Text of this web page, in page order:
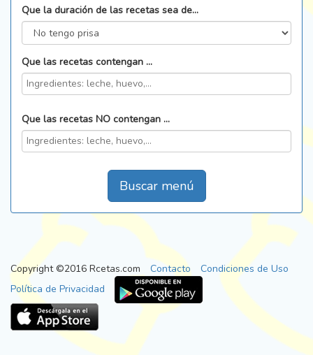
Que la duración de las recetas sea de...
Que las recetas contengan ...
Que las recetas NO contengan ...
Buscar menú
Copyright ©2016 Rcetas.com Contacto
Condiciones de Uso
Política de Privacidad